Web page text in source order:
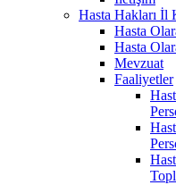
Hasta Hakları İl
Hasta
Hasta
Mevzuat
Faaliyetler